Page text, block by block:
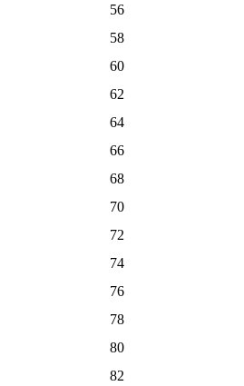
56
58
60
62
64
66
68
70
72
74
76
78
80
82